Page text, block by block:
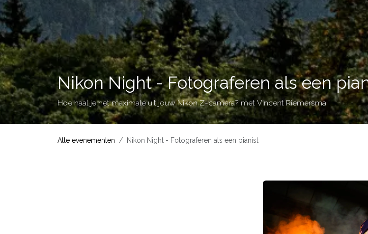
Nikon Night - Fotograferen als een
Hoe haal je het maximale uit jouw Nikon Z-camera? met Vincent Riemersma
Alle evenementen Nikon Night - Fotograferen als een pianist